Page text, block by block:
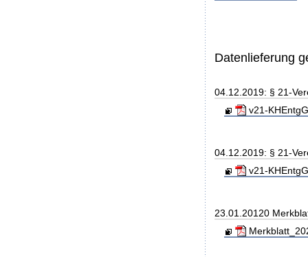
Datenlieferung
04.12.2019: § 21-
v21-
04.12.2019: § 21-
v21-
23.01.20120